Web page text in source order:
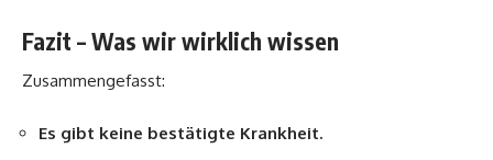
Fazit – Was wir wirklich wissen
Zusammengefasst:
Es gibt keine bestätigte Krankheit.